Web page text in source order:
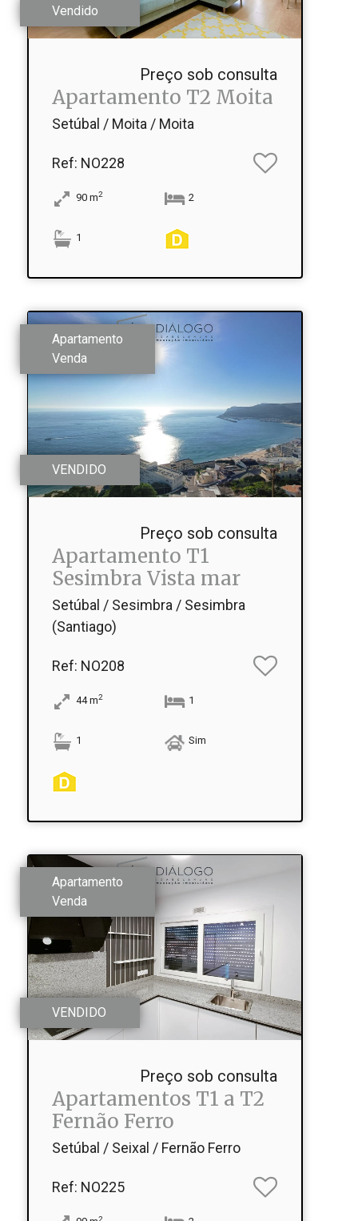
Vendido
Preço sob consulta
Apartamento T2 Moita
Setúbal / Moita / Moita
Ref: NO228
90m2 2
1
Apartamento
Venda
VENDIDO
Preço sob consulta
Apartamento T1
Sesimbra Vista mar
Setúbal / Sesimbra / Sesimbra
(Santiago)
Ref: NO208
44m2 1
1 Sim
Apartamento
Venda
VENDIDO
Preço sob consulta
Apartamentos T1 a T2
Fernão Ferro
Setúbal / Seixal / Fernão Ferro
Ref: NO225
2